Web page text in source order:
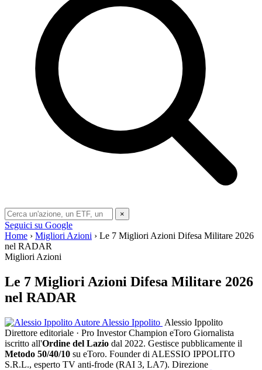
×
Seguici su Google
Home › Migliori Azioni › Le 7 Migliori Azioni Difesa Militare 2026
nel RADAR
Migliori Azioni
Le 7 Migliori Azioni Difesa Militare 2026
nel RADAR
Autore Alessio Ippolito Alessio Ippolito
Direttore editoriale · Pro Investor Champion eToro Giornalista
iscritto all'Ordine del Lazio dal 2022. Gestisce pubblicamente il
Metodo 50/40/10 su eToro. Founder di ALESSIO IPPOLITO
S.R.L., esperto TV anti-frode (RAI 3, LA7). Direzione